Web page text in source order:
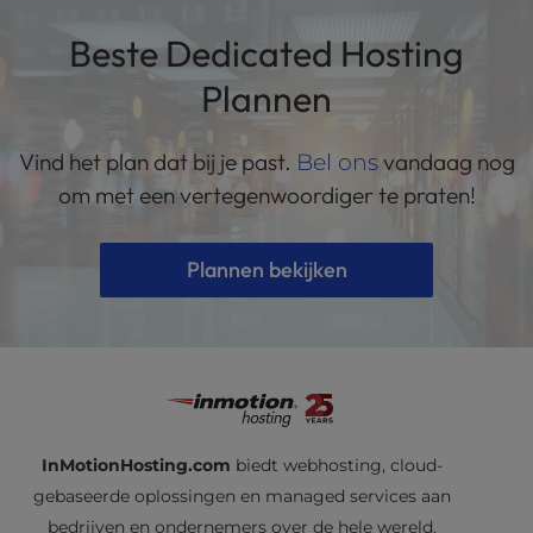
ondersteuningsbehoeften. Bedrijven stappen
meestal over op een dedicated server shared
of VPS-hosting niet meer genoeg is voor hun
software zonder dat er prestatieproblemen
ontstaan.
Beste Dedicated Hosting
Plannen
Vind het plan dat bij je past. Bel onsvandaag nog
om met een vertegenwoordiger te praten!
Plannen bekijken
InMotionHosting.com biedt webhosting, cloud-
gebaseerde oplossingen en managed services aan
bedrijven en ondernemers over de hele wereld.